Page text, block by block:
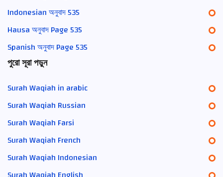
Indonesian অনুবাদ 535
Hausa অনুবাদ Page 535
Spanish অনুবাদ Page 535
পুরো সূরা পড়ুন
Surah Waqiah in arabic
Surah Waqiah Russian
Surah Waqiah Farsi
Surah Waqiah French
Surah Waqiah Indonesian